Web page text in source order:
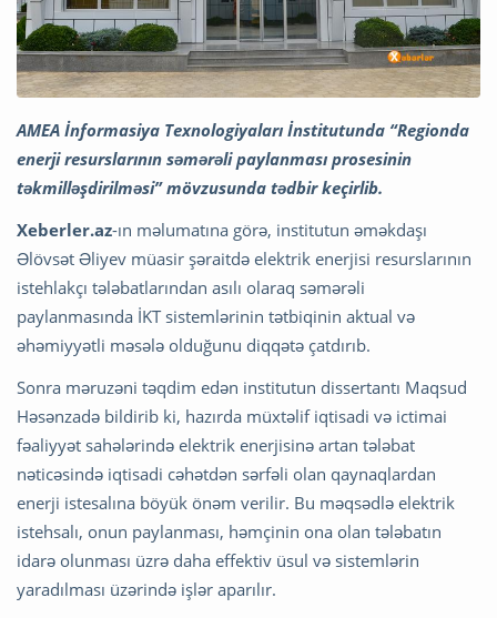
AMEA İnformasiya Texnologiyaları İnstitutunda “Regionda
enerji resurslarının səmərəli paylanması prosesinin
təkmilləşdirilməsi” mövzusunda tədbir keçirlib.
Xeberler.az-ın məlumatına görə, institutun əməkdaşı
Əlövsət Əliyev müasir şəraitdə elektrik enerjisi resurslarının
istehlakçı tələbatlarından asılı olaraq səmərəli
paylanmasında İKT sistemlərinin tətbiqinin aktual və
əhəmiyyətli məsələ olduğunu diqqətə çatdırıb.
Sonra məruzəni təqdim edən institutun dissertantı Maqsud
Həsənzadə bildirib ki, hazırda müxtəlif iqtisadi və ictimai
fəaliyyət sahələrində elektrik enerjisinə artan tələbat
nəticəsində iqtisadi cəhətdən sərfəli olan qaynaqlardan
enerji istesalına böyük önəm verilir. Bu məqsədlə elektrik
istehsalı, onun paylanması, həmçinin ona olan tələbatın
idarə olunması üzrə daha effektiv üsul və sistemlərin
yaradılması üzərində işlər aparılır.